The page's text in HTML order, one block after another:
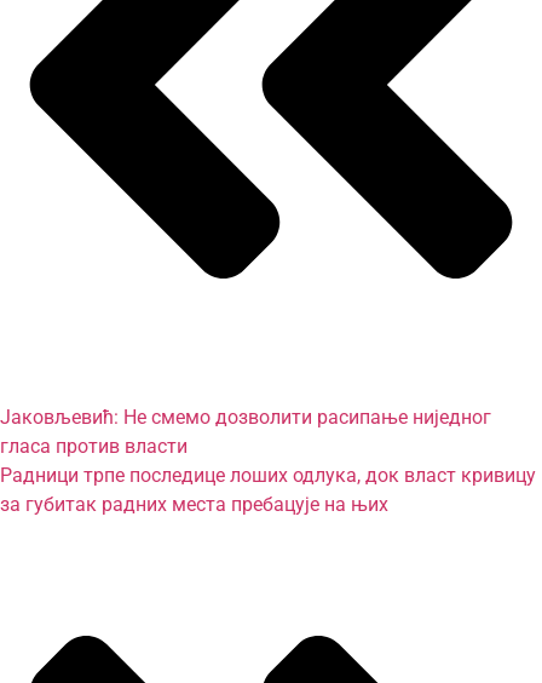
Јаковљевић: Не смемо дозволити расипање ниједног
гласа против власти
Радници трпе последице лоших одлука, док власт кривицу
за губитак радних места пребацује на њих